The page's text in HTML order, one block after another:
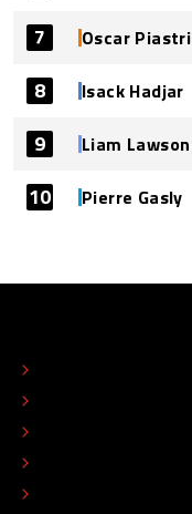
7 Oscar Piastri
8 Isack Hadjar
9 Liam Lawson
10 Pierre Gasly